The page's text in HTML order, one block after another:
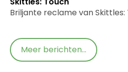
Briljante reclame van
Meer berichten...